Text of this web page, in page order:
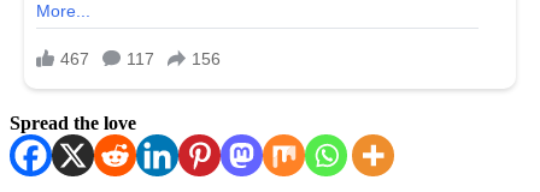
Spread the love